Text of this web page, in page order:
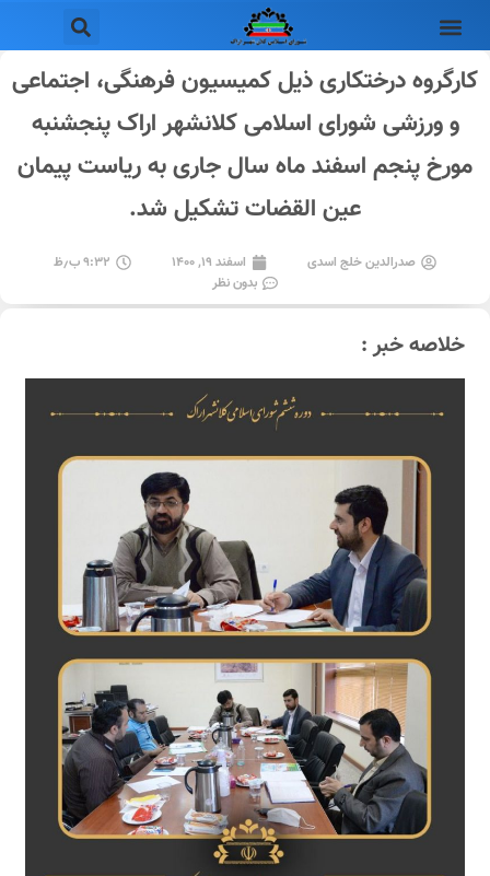
کارگروه درختکاری ذیل کمیسیون فرهنگی، اجتماعی
و ورزشی شورای اسلامی کلانشهر اراک پنجشنبه
مورخ پنجم اسفند ماه سال جاری به ریاست پیمان
عین القضات تشکیل شد.
صدرالدین خلج اسدی اسفند ۱۹, ۱۴۰۰
۹:۳۲ ب٫ظ
بدون نظر
خلاصه خبر :